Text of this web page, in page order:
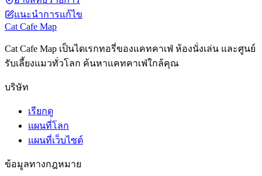
แนะนำการแก้ไข
Cat Cafe Map
Cat Cafe Map เป็นไดเรกทอรี่ของแคทคาเฟ่ ห้องนั่งเล่น และศูนย์
รับเลี้ยงแมวทั่วโลก ค้นหาแคทคาเฟ่ใกล้คุณ
บริษัท
เรียกดู
แผนที่โลก
แผนที่เว็บไซต์
ข้อมูลทางกฎหมาย